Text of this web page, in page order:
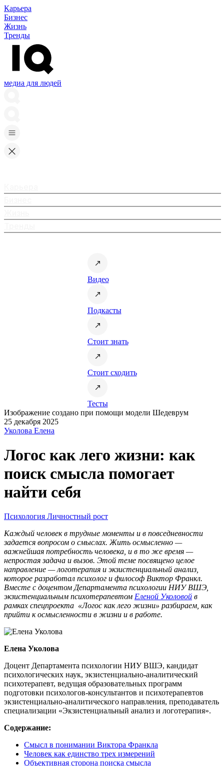
Карьера
Бизнес
Жизнь
Тренды
медиа для людей
Видео
Подкасты
Стоит знать
Стоит сходить
Тесты
Изображение создано при помощи модели Шедеврум
25 декабря 2025
Уколова Елена
Логос как лего жизни: как
поиск смысла помогает
найти себя
Психология Личностный рост
Каждый человек в трудные моменты и в повседневности
задается вопросом о смыслах. Жить осмысленно —
важнейшая потребность человека, и в то же время —
непростая задача и вызов. Этой теме посвящено целое
направление — логотерапия и экзистенциальный анализ,
которое разработал психолог и философ Виктор Франкл.
Вместе с доцентом Департамента психологии НИУ ВШЭ,
экзистенциальным психотерапевтом Еленой Уколовой в
рамках спецпроекта «Логос как лего жизни» разбираем, как
прийти к осмысленности в жизни и в работе.
Елена Уколова
Доцент Департамента психологии НИУ ВШЭ, кандидат
психологических наук, экзистенциально-аналитический
психотерапевт, ведущая образовательных программ
подготовки психологов-консультантов и психотерапевтов
экзистенциально-аналитического направления, преподаватель
специализации «Экзистенциальный анализ и логотерапия».
Содержание:
Смысл в понимании Виктора Франкла
Человек как единство трех измерений
Объективная сторона поиска смысла